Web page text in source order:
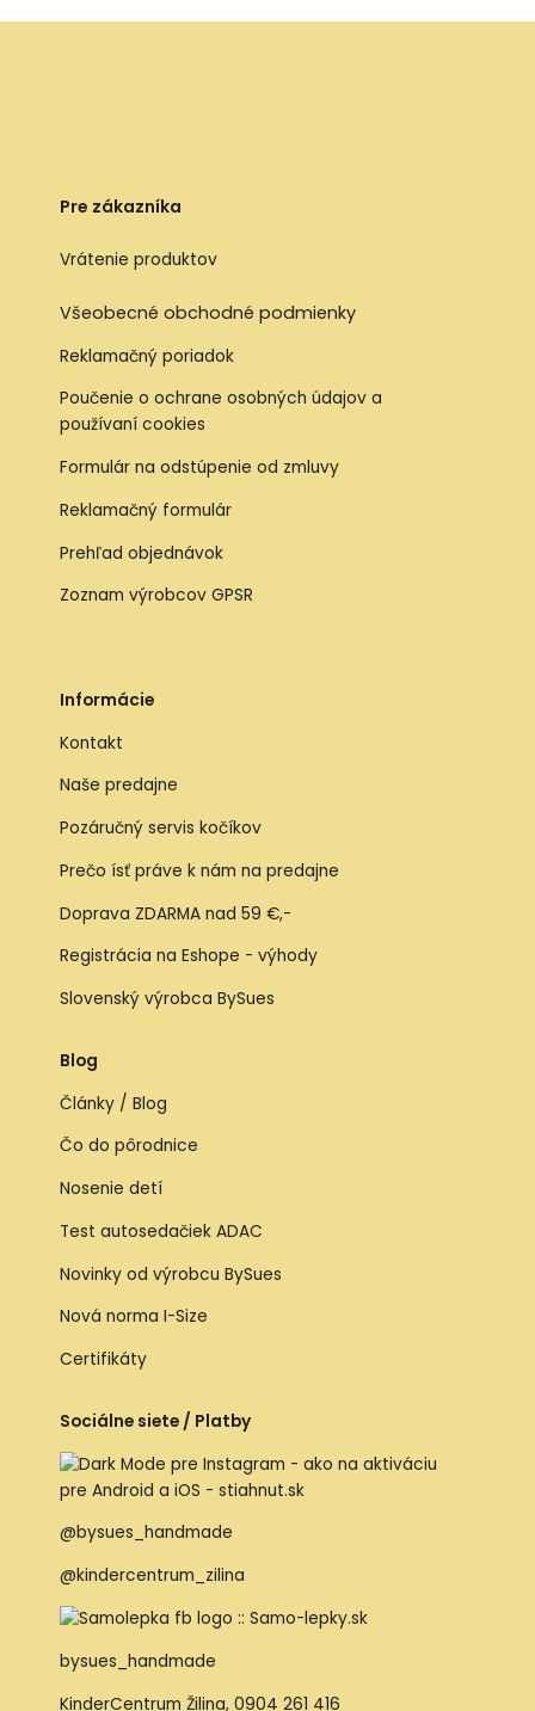
Pre zákazníka
Vrátenie produktov
Všeobecné obchodné podmienky
Reklamačný poriadok
Poučenie o ochrane osobných údajov a
používaní cookies
Formulár na odstúpenie od zmluvy
Reklamačný formulár
Prehľad objednávok
Zoznam výrobcov GPSR
Informácie
Kontakt
Naše predajne
Pozáručný servis kočíkov
Prečo ísť práve k nám na predajne
Doprava ZDARMA nad 59 €,-
Registrácia na Eshope - výhody
Slovenský výrobca BySues
Blog
Články / Blog
Čo do pôrodnice
Nosenie detí
Test autosedačiek ADAC
Novinky od výrobcu BySues
Nová norma I-Size
Certifikáty
Sociálne siete / Platby
@bysues_handmade
@kindercentrum_zilina
bysues_handmade
KinderCentrum Žilina, 0904 261 416